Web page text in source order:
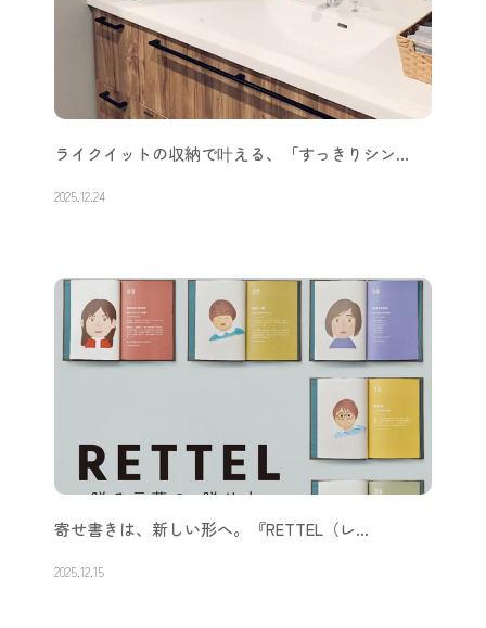
ライクイットの収納で叶える、「すっきりシン…
2025.12.24
寄せ書きは、新しい形へ。『RETTEL（レ…
2025.12.15